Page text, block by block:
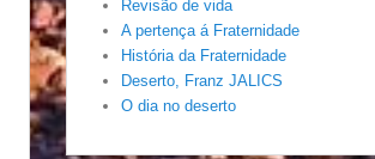
Revisão de vida
A pertença á Fraternidade
História da Fraternidade
Deserto, Franz JALICS
O dia no deserto